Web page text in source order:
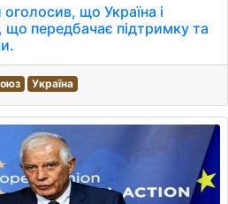
що Україна і
що передбачає підтримку та
Україна